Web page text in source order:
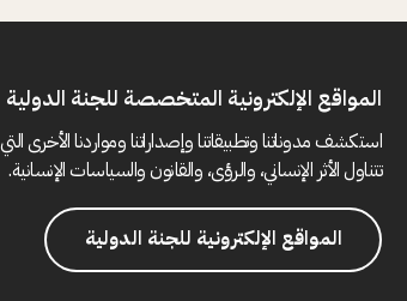
المواقع الإلكترونية المتخصصة للجنة الدولية
استكشف مدوناتنا وتطبيقاتنا وإصداراتنا ومواردنا الأخرى التي
تتناول الأثر الإنساني، والرؤى، والقانون والسياسات الإنسانية.
المواقع الإلكترونية للجنة الدولية